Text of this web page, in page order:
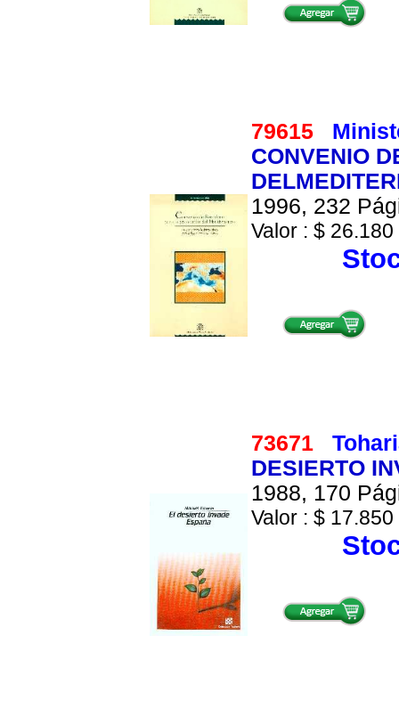
79615
CONVENIO
1996, 232
Valor : $
73671
DESIERTO
1988, 170
Valor : $